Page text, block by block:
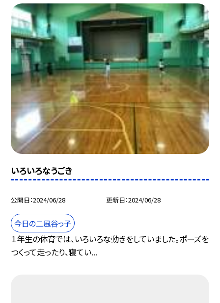
いろいろなうごき
公開日 2024/06/28 更新日 2024/06/28
今日の二風谷っ子
１年生の体育では、いろいろな動きをしていました。ポーズを
つくって走ったり、寝てい...